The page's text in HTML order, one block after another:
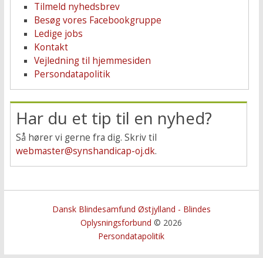
Tilmeld nyhedsbrev
Besøg vores Facebookgruppe
Ledige jobs
Kontakt
Vejledning til hjemmesiden
Persondatapolitik
Har du et tip til en nyhed?
Så hører vi gerne fra dig. Skriv til
webmaster@synshandicap-oj.dk.
Dansk Blindesamfund Østjylland - Blindes
Oplysningsforbund © 2026
Persondatapolitik